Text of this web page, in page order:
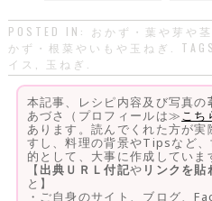
POSTED IN: おかず・葉や芽や
かず・根菜やいもや玉ねぎ
.
イス
玉ねぎ
本記事、レシピ内容及び写真の
あづさ（プロフィールは≫こち
あります。読んでくれた方が
すし、料理の背景やTipsなど
的として、大事に作成していま
【 出典ＵＲＬ付記や リンクを貼
と】
・ご自身のサイト、ブログ、